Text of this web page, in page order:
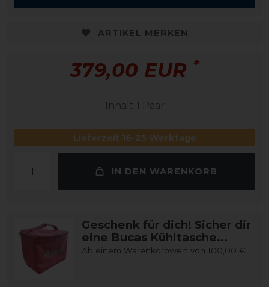
ARTIKEL MERKEN
379,00 EUR *
Inhalt 1 Paar
Lieferzeit 16-25 Werktage
IN DEN WARENKORB
Geschenk für dich! Sicher dir
eine Bucas Kühltasche...
Ab einem Warenkorbwert von 100,00 €